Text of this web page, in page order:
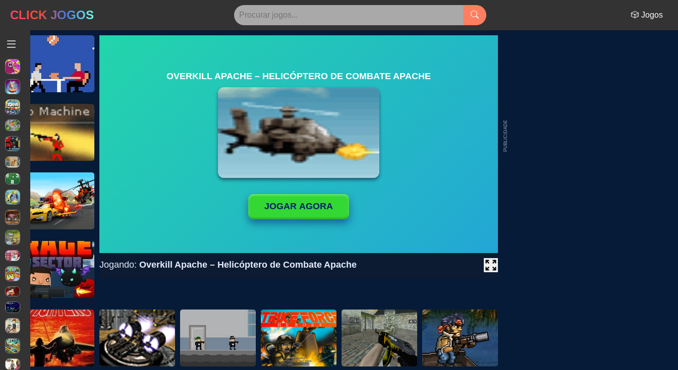
CLICK JOGOS 🎲 Jogos
OVERKILL APACHE – HELICÓPTERO DE COMBATE APACHE
JOGAR AGORA
Jogando: Overkill Apache – Helicóptero de Combate Apache
PUBLICIDADE